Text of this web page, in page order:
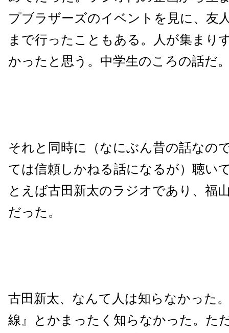
プブラザーズのイベントを見に、友
まで行ったこともある。人が集まり
かったと思う。中学生のころの話だ
それと同時に（なにぶん昔の話なの
ては信頼しかねる話になるが）聴い
とえば古田新太のラジオであり、福
だった。
古田新太、なんて人は知らなかった
線』とかまったく知らなかった。た